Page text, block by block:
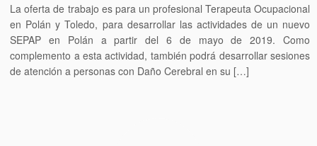
La oferta de trabajo es para un profesional Terapeuta Ocupacional
en Polán y Toledo, para desarrollar las actividades de un nuevo
SEPAP en Polán a partir del 6 de mayo de 2019. Como
complemento a esta actividad, también podrá desarrollar sesiones
de atención a personas con Daño Cerebral en su […]